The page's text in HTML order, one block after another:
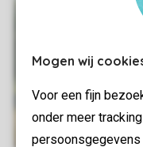
Mogen wij
Voor een fijn
onder meer